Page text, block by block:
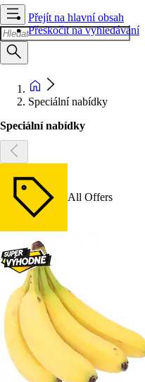
Přejít na hlavní obsah
Přeskočit na vyhledávání
Speciální nabídky
Speciální nabídky
All Offers